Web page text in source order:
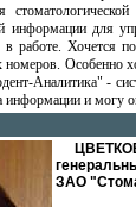
информации для
работе. Хочется
Особенно
Аналитика" -
и могу
ЗАО